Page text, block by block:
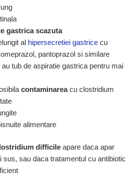
gastrica scazuta
al hipersecretiei gastrice cu
pantoprazol si similare
tub de aspiratie gastrica pentru mai
contaminareacu clostridium
alimentare
difficile apare daca apar
sus, sau daca tratamentul cu antibiotic